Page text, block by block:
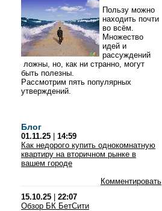
Пользу можно
находить почти
во всём.
Множество
идей и
рассуждений
ложны, но, как ни странно, могут
быть полезны.
Рассмотрим пять популярных
утверждений.
Блог
01.11.25
14:59
Как недорого купить однокомнатную
квартиру на вторичном рынке в
вашем городе
Комментировать
15.10.25
22:07
Обзор БК БетСити